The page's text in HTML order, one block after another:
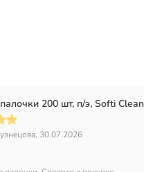
200 шт, п/э, Softi Clean
30.07.2026